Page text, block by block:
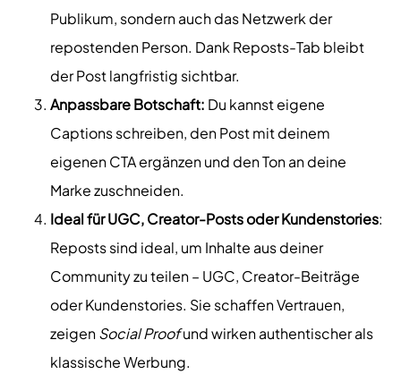
Publikum, sondern auch das Netzwerk der
repostenden Person. Dank Reposts-Tab bleibt
der Post langfristig sichtbar.
Anpassbare Botschaft: Du kannst eigene
Captions schreiben, den Post mit deinem
eigenen CTA ergänzen und den Ton an deine
Marke zuschneiden.
Ideal für UGC, Creator-Posts oder Kundenstories:
Reposts sind ideal, um Inhalte aus deiner
Community zu teilen – UGC, Creator-Beiträge
oder Kundenstories. Sie schaffen Vertrauen,
zeigenSocial Proofund wirken authentischer als
klassische Werbung.